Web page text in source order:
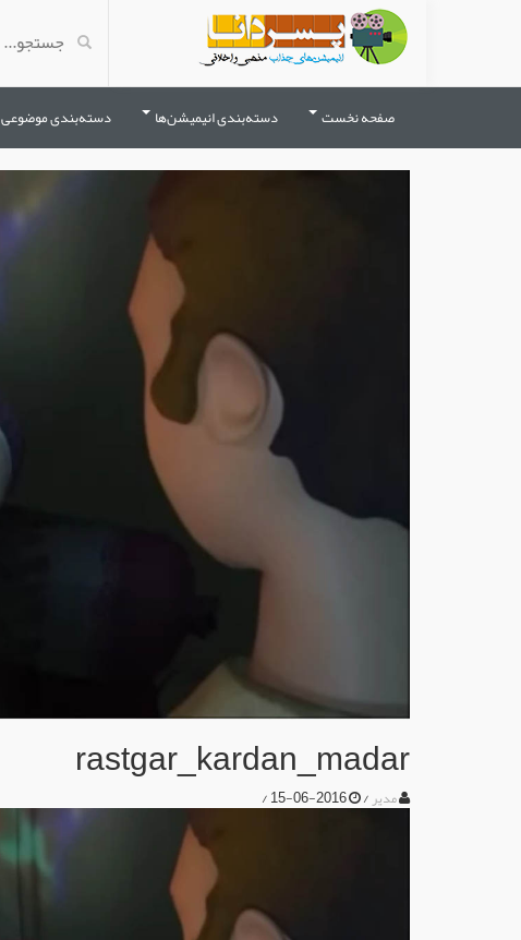
صفحه نخست دسته‌بندی انیمیشن‌ها دسته‌بندی موضوعی
rastgar_kardan_madar
مدیر/
/
نمایشگر